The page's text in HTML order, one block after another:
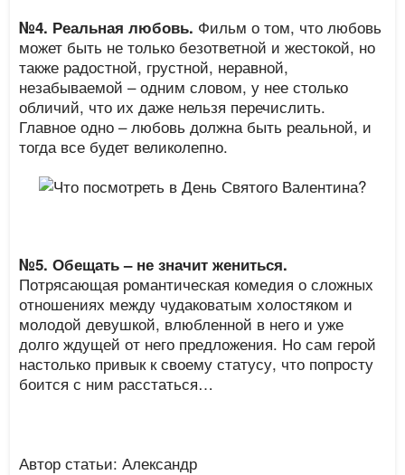
№4. Реальная любовь. Фильм о том, что любовь
может быть не только безответной и жестокой, но
также радостной, грустной, неравной,
незабываемой – одним словом, у нее столько
обличий, что их даже нельзя перечислить.
Главное одно – любовь должна быть реальной, и
тогда все будет великолепно.
№5. Обещать – не значит жениться.
Потрясающая романтическая комедия о сложных
отношениях между чудаковатым холостяком и
молодой девушкой, влюбленной в него и уже
долго ждущей от него предложения. Но сам герой
настолько привык к своему статусу, что попросту
боится с ним расстаться…
Автор статьи: Александр